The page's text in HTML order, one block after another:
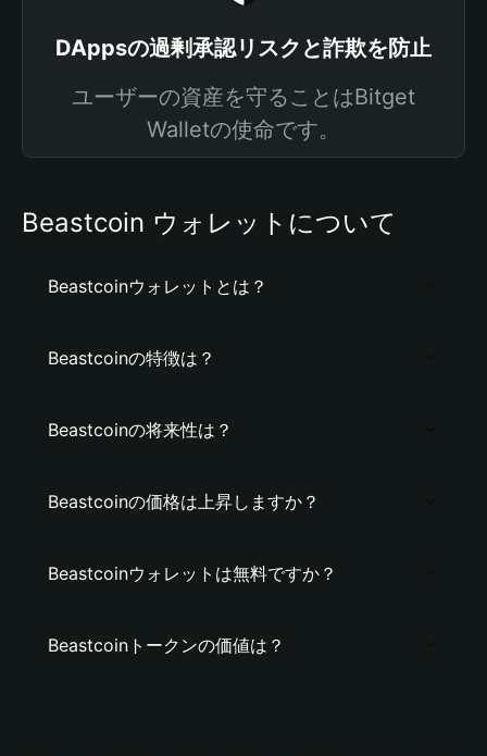
DAppsの過剰承認リスクと詐欺を防止
ユーザーの資産を守ることはBitget
Walletの使命です。
Beastcoin ウォレットについて
Beastcoinウォレットとは？
Beastcoinの特徴は？
Beastcoinの将来性は？
Beastcoinの価格は上昇しますか？
Beastcoinウォレットは無料ですか？
Beastcoinトークンの価値は？